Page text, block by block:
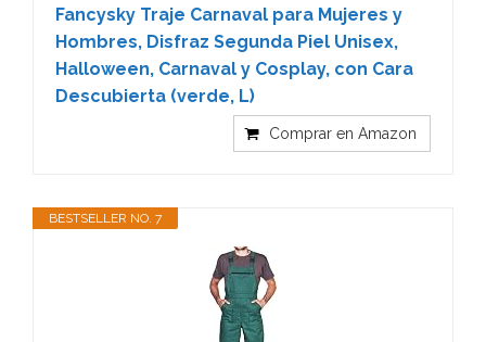
Fancysky Traje Carnaval para Mujeres y
Hombres, Disfraz Segunda Piel Unisex,
Halloween, Carnaval y Cosplay, con Cara
Descubierta (verde, L)
Comprar en Amazon
BESTSELLER NO. 7